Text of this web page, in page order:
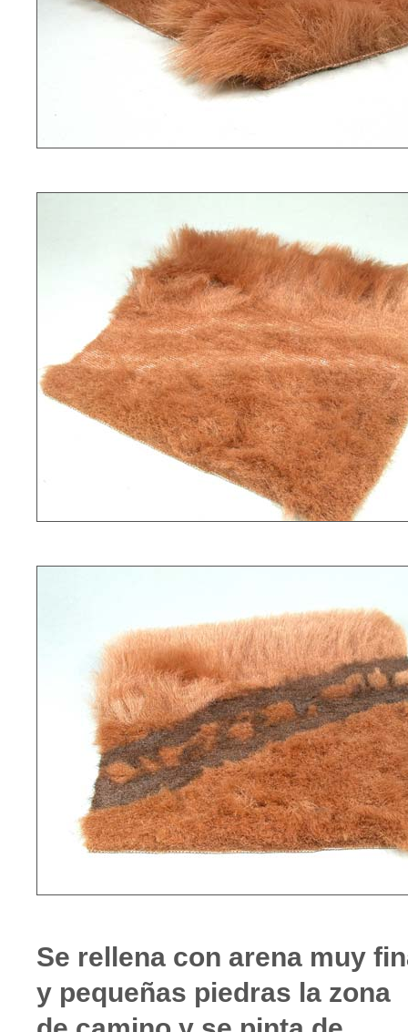
Se rellena con arena muy
y pequeñas piedras la zona